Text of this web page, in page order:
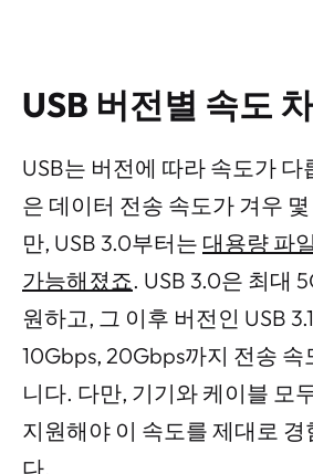
USB 버전별 속도
USB는 버전에 따라 속도가 다
은 데이터 전송 속도가 겨우
만, USB 3.0부터는 대용량 파
가능해졌죠. USB 3.0은 최대
원하고, 그 이후 버전인 USB
10Gbps, 20Gbps까지 전송
니다. 다만, 기기와 케이블 모
지원해야 이 속도를 제대로 경
다.